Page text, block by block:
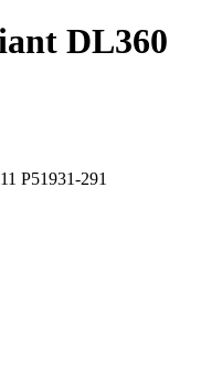
DL360
P51931-291